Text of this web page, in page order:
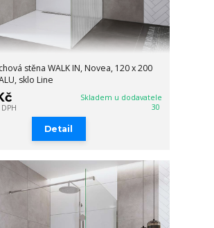
stěna WALK IN, Novea, 120 x 200
sklo Line
Skladem u dodavatele
30
Detail